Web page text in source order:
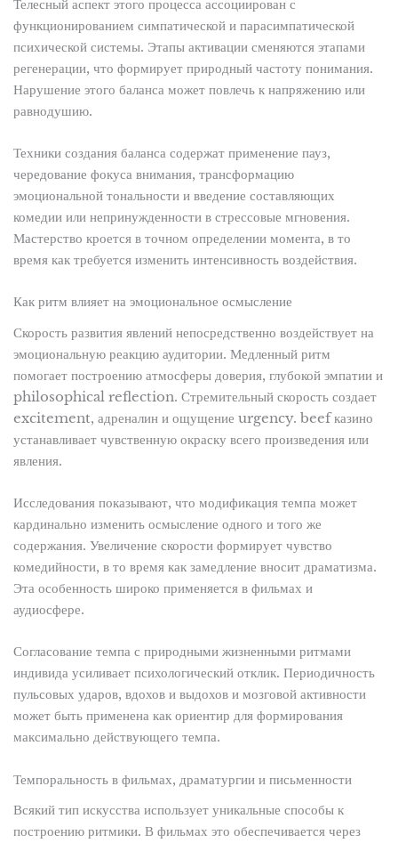
Телесный аспект этого процесса ассоциирован с
функционированием симпатической и парасимпатической
психической системы. Этапы активации сменяются этапами
регенерации, что формирует природный частоту понимания.
Нарушение этого баланса может повлечь к напряжению или
равнодушию.
Техники создания баланса содержат применение пауз,
чередование фокуса внимания, трансформацию
эмоциональной тональности и введение составляющих
комедии или непринужденности в стрессовые мгновения.
Мастерство кроется в точном определении момента, в то
время как требуется изменить интенсивность воздействия.
Как ритм влияет на эмоциональное осмысление
Скорость развития явлений непосредственно воздействует на
эмоциональную реакцию аудитории. Медленный ритм
помогает построению атмосферы доверия, глубокой эмпатии и
philosophical reflection. Стремительный скорость создает
excitement, адреналин и ощущение urgency. beef казино
устанавливает чувственную окраску всего произведения или
явления.
Исследования показывают, что модификация темпа может
кардинально изменить осмысление одного и того же
содержания. Увеличение скорости формирует чувство
комедийности, в то время как замедление вносит драматизма.
Эта особенность широко применяется в фильмах и
аудиосфере.
Согласование темпа с природными жизненными ритмами
индивида усиливает психологический отклик. Периодичность
пульсовых ударов, вдохов и выдохов и мозговой активности
может быть применена как ориентир для формирования
максимально действующего темпа.
Темпоральность в фильмах, драматургии и письменности
Всякий тип искусства использует уникальные способы к
построению ритмики. В фильмах это обеспечивается через